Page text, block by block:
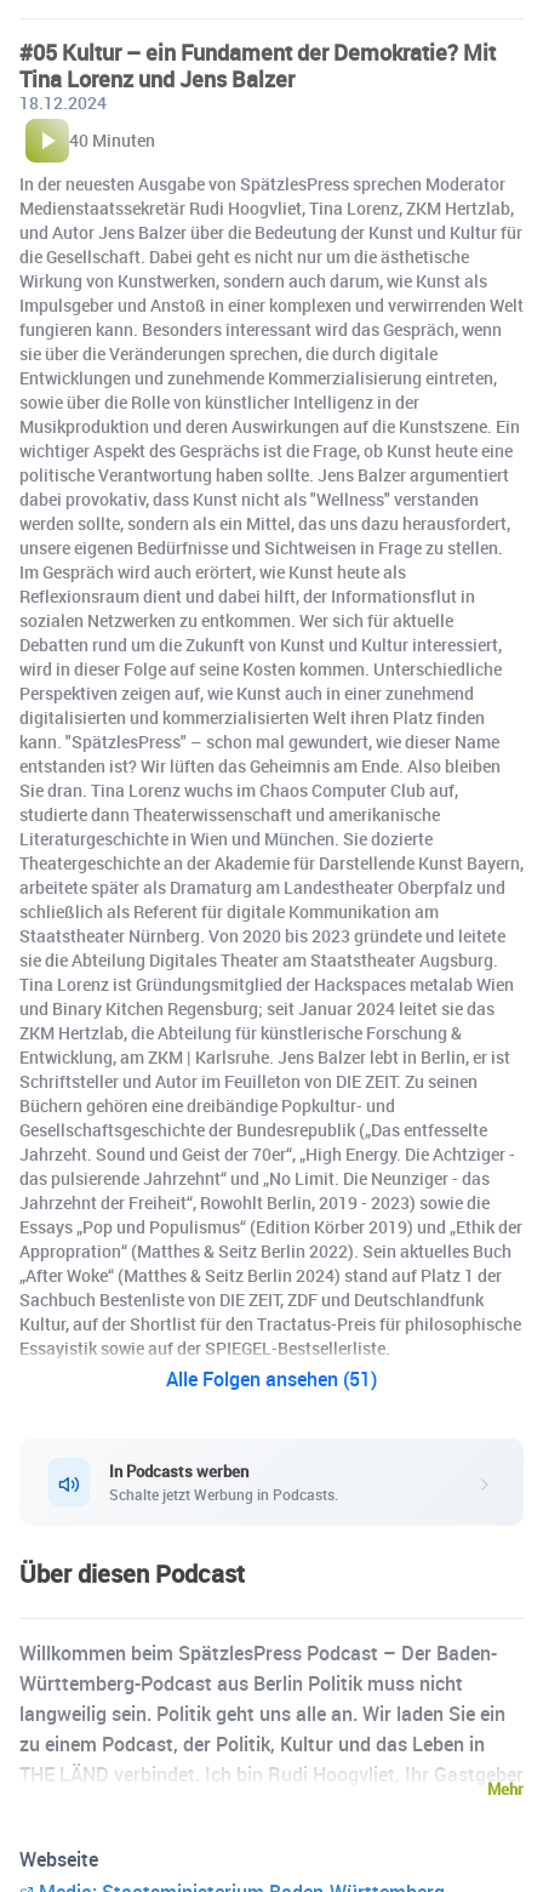
#05 Kultur – ein Fundament der Demokratie? Mit
Tina Lorenz und Jens Balzer
18.12.2024
40 Minuten
In der neuesten Ausgabe von SpätzlesPress sprechen Moderator
Medienstaatssekretär Rudi Hoogvliet, Tina Lorenz, ZKM Hertzlab,
und Autor Jens Balzer über die Bedeutung der Kunst und Kultur für
die Gesellschaft. Dabei geht es nicht nur um die ästhetische
Wirkung von Kunstwerken, sondern auch darum, wie Kunst als
Impulsgeber und Anstoß in einer komplexen und verwirrenden Welt
fungieren kann. Besonders interessant wird das Gespräch, wenn
sie über die Veränderungen sprechen, die durch digitale
Entwicklungen und zunehmende Kommerzialisierung eintreten,
sowie über die Rolle von künstlicher Intelligenz in der
Musikproduktion und deren Auswirkungen auf die Kunstszene. Ein
wichtiger Aspekt des Gesprächs ist die Frage, ob Kunst heute eine
politische Verantwortung haben sollte. Jens Balzer argumentiert
dabei provokativ, dass Kunst nicht als "Wellness" verstanden
werden sollte, sondern als ein Mittel, das uns dazu herausfordert,
unsere eigenen Bedürfnisse und Sichtweisen in Frage zu stellen.
Im Gespräch wird auch erörtert, wie Kunst heute als
Reflexionsraum dient und dabei hilft, der Informationsflut in
sozialen Netzwerken zu entkommen. Wer sich für aktuelle
Debatten rund um die Zukunft von Kunst und Kultur interessiert,
wird in dieser Folge auf seine Kosten kommen. Unterschiedliche
Perspektiven zeigen auf, wie Kunst auch in einer zunehmend
digitalisierten und kommerzialisierten Welt ihren Platz finden
kann. "SpätzlesPress" – schon mal gewundert, wie dieser Name
entstanden ist? Wir lüften das Geheimnis am Ende. Also bleiben
Sie dran. Tina Lorenz wuchs im Chaos Computer Club auf,
studierte dann Theaterwissenschaft und amerikanische
Literaturgeschichte in Wien und München. Sie dozierte
Theatergeschichte an der Akademie für Darstellende Kunst Bayern,
arbeitete später als Dramaturg am Landestheater Oberpfalz und
schließlich als Referent für digitale Kommunikation am
Staatstheater Nürnberg. Von 2020 bis 2023 gründete und leitete
sie die Abteilung Digitales Theater am Staatstheater Augsburg.
Tina Lorenz ist Gründungsmitglied der Hackspaces metalab Wien
und Binary Kitchen Regensburg; seit Januar 2024 leitet sie das
ZKM Hertzlab, die Abteilung für künstlerische Forschung &
Entwicklung, am ZKM | Karlsruhe. Jens Balzer lebt in Berlin, er ist
Schriftsteller und Autor im Feuilleton von DIE ZEIT. Zu seinen
Büchern gehören eine dreibändige Popkultur- und
Gesellschaftsgeschichte der Bundesrepublik („Das entfesselte
Jahrzeht. Sound und Geist der 70er“, „High Energy. Die Achtziger -
das pulsierende Jahrzehnt“ und „No Limit. Die Neunziger - das
Jahrzehnt der Freiheit“, Rowohlt Berlin, 2019 - 2023) sowie die
Essays „Pop und Populismus“ (Edition Körber 2019) und „Ethik der
Appropration“ (Matthes & Seitz Berlin 2022). Sein aktuelles Buch
„After Woke“ (Matthes & Seitz Berlin 2024) stand auf Platz 1 der
Sachbuch Bestenliste von DIE ZEIT, ZDF und Deutschlandfunk
Kultur, auf der Shortlist für den Tractatus-Preis für philosophische
Essayistik sowie auf der SPIEGEL-Bestsellerliste.
Alle Folgen ansehen (51)
In Podcasts werben
Schalte jetzt Werbung in Podcasts.
Über diesen Podcast
Willkommen beim SpätzlesPress Podcast – Der Baden-
Württemberg-Podcast aus Berlin Politik muss nicht
langweilig sein. Politik geht uns alle an. Wir laden Sie ein
zu einem Podcast, der Politik, Kultur und das Leben in
THE LÄND verbindet. Ich bin Rudi Hoogvliet, Ihr Gastgeber
führen. Weitere Informationen finden Sie unter
Mehr
Webseite